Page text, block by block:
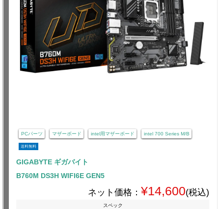
PCパーツ マザーボード intel用マザーボード intel 700 Series M/B
送料無料
GIGABYTE ギガバイト
B760M DS3H WIFI6E GEN5
ネット価格： ¥14,600(税込)
スペック